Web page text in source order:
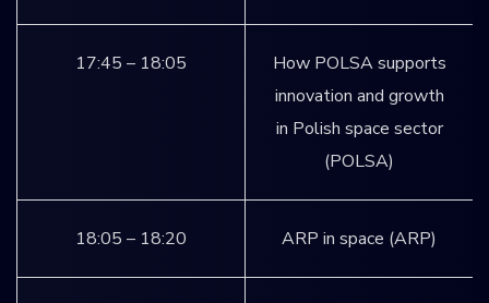
17:45 – 18:05
How POLSA supports
innovation and growth
in Polish space sector
(POLSA)
18:05 – 18:20 ARP in space (ARP)